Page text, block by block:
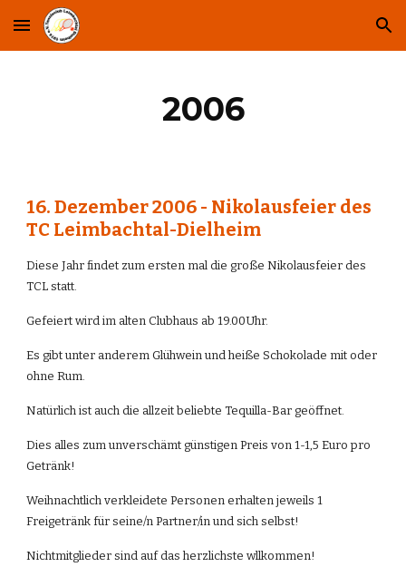
Skip to main content Skip to navigation
2006
16. Dezember 2006 - Nikolausfeier des
TC Leimbachtal-Dielheim
Diese Jahr findet zum ersten mal die große Nikolausfeier des
TCL statt.
Gefeiert wird im alten Clubhaus ab 19.00Uhr.
Es gibt unter anderem Glühwein und heiße Schokolade mit oder
ohne Rum.
Natürlich ist auch die allzeit beliebte Tequilla-Bar geöffnet.
Dies alles zum unverschämt günstigen Preis von 1-1,5 Euro pro
Getränk!
Weihnachtlich verkleidete Personen erhalten jeweils 1
Freigetränk für seine/n Partner/in und sich selbst!
Nichtmitglieder sind auf das herzlichste wllkommen!